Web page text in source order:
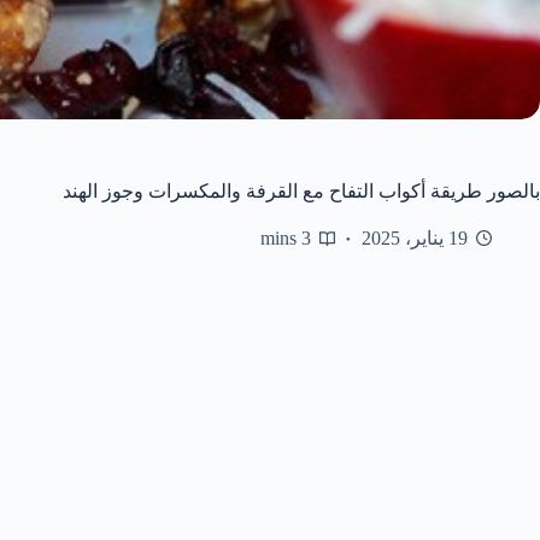
بالصور طريقة أكواب التفاح مع القرفة والمكسرات وجوز الهند
19 يناير، 2025 3 mins